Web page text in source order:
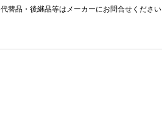
代替品・後継品等はメーカーにお問合せください